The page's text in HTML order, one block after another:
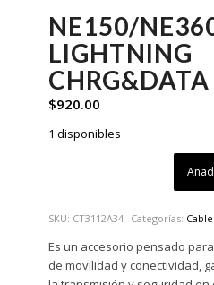
NE150/
LIGHTNING
$920.00
1 disponibles
SKU: CT3112A34 Categorías:
Es un accesorio pensado
de movilidad y conectividad,